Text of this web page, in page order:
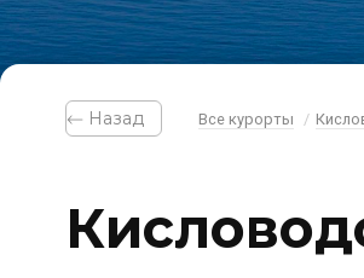
⃪ Назад Все курорты